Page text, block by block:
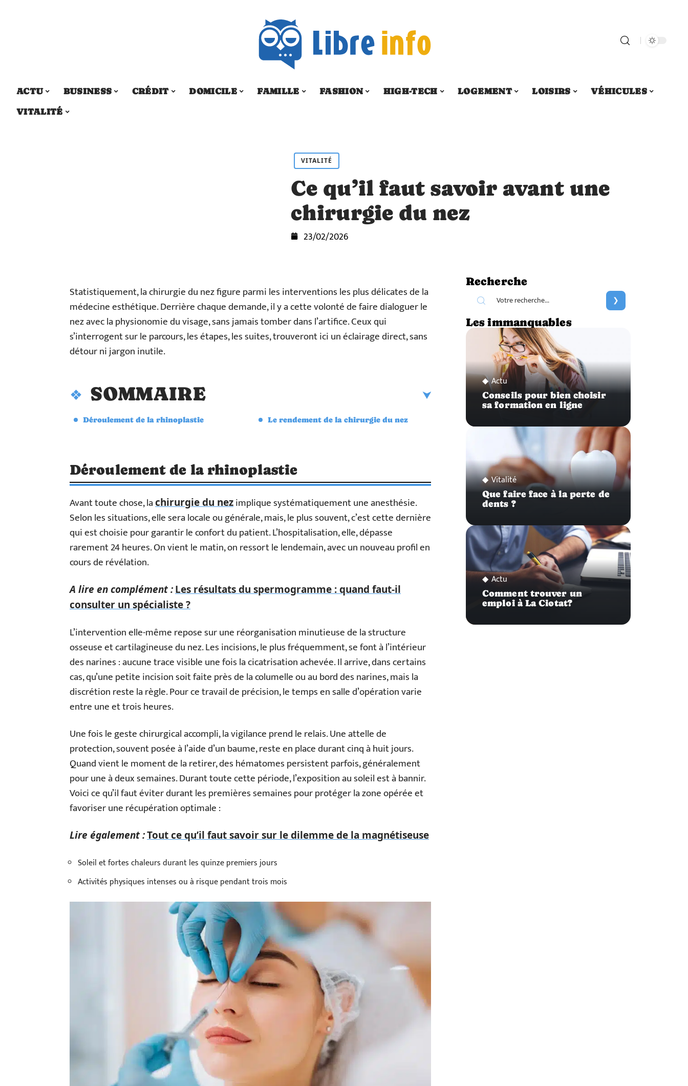
ACTU BUSINESS CRÉDIT DOMICILE FAMILLE FASHION HIGH-TECH LOGEMENT LOISIRS
VÉHICULES
VITALITÉ
VITALITÉ
Ce qu’il faut savoir avant une
chirurgie du nez
23/02/2026
Statistiquement, la chirurgie du nez figure parmi les interventions les plus délicates de la
médecine esthétique. Derrière chaque demande, il y a cette volonté de faire dialoguer le
nez avec la physionomie du visage, sans jamais tomber dans l’artifice. Ceux qui
s’interrogent sur le parcours, les étapes, les suites, trouveront ici un éclairage direct, sans
détour ni jargon inutile.
SOMMAIRE
Déroulement de la rhinoplastie Le rendement de la chirurgie du nez
Déroulement de la rhinoplastie
Avant toute chose, lachirurgie du nezimplique systématiquement une anesthésie.
Selon les situations, elle sera locale ou générale, mais, le plus souvent, c’est cette dernière
qui est choisie pour garantir le confort du patient. L’hospitalisation, elle, dépasse
rarement 24 heures. On vient le matin, on ressort le lendemain, avec un nouveau profil en
cours de révélation.
A lire en complément :Les résultats du spermogramme : quand faut-il
consulter un spécialiste ?
L’intervention elle-même repose sur une réorganisation minutieuse de la structure
osseuse et cartilagineuse du nez. Les incisions, le plus fréquemment, se font à l’intérieur
des narines : aucune trace visible une fois la cicatrisation achevée. Il arrive, dans certains
cas, qu’une petite incision soit faite près de la columelle ou au bord des narines, mais la
discrétion reste la règle. Pour ce travail de précision, le temps en salle d’opération varie
entre une et trois heures.
Une fois le geste chirurgical accompli, la vigilance prend le relais. Une attelle de
protection, souvent posée à l’aide d’un baume, reste en place durant cinq à huit jours.
Quand vient le moment de la retirer, des hématomes persistent parfois, généralement
pour une à deux semaines. Durant toute cette période, l’exposition au soleil est à bannir.
Voici ce qu’il faut éviter durant les premières semaines pour protéger la zone opérée et
favoriser une récupération optimale :
Lire également :Tout ce qu’il faut savoir sur le dilemme de la magnétiseuse
Soleil et fortes chaleurs durant les quinze premiers jours
Activités physiques intenses ou à risque pendant trois mois
Recherche
Les immanquables
Actu
Conseils pour bien choisir
sa formation en ligne
Vitalité
Que faire face à la perte de
dents ?
Actu
Comment trouver un
emploi à La Ciotat?